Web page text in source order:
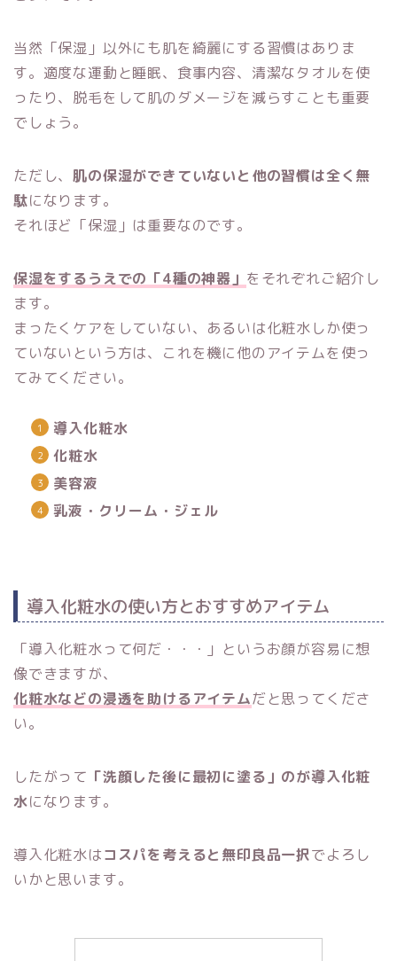
当然「保湿」以外にも肌を綺麗にする習慣はありま
す。適度な運動と睡眠、食事内容、清潔なタオルを使
ったり、脱毛をして肌のダメージを減らすことも重要
でしょう。
ただし、肌の保湿ができていないと他の習慣は全く無
駄になります。
それほど「保湿」は重要なのです。
保湿をするうえでの「4種の神器」 をそれぞれご紹介し
ます。
まったくケアをしていない、あるいは化粧水しか使っ
ていないという方は、これを機に他のアイテムを使っ
てみてください。
導入化粧水
化粧水
美容液
乳液・クリーム・ジェル
導入化粧水の使い方とおすすめアイテム
「導入化粧水って何だ・・・」というお顔が容易に想
像できますが、
化粧水などの浸透を助けるアイテムだと思ってくださ
い。
したがって 「洗顔した後に最初に塗る」のが導入化粧
水になります。
導入化粧水はコスパを考えると無印良品一択でよろし
いかと思います。